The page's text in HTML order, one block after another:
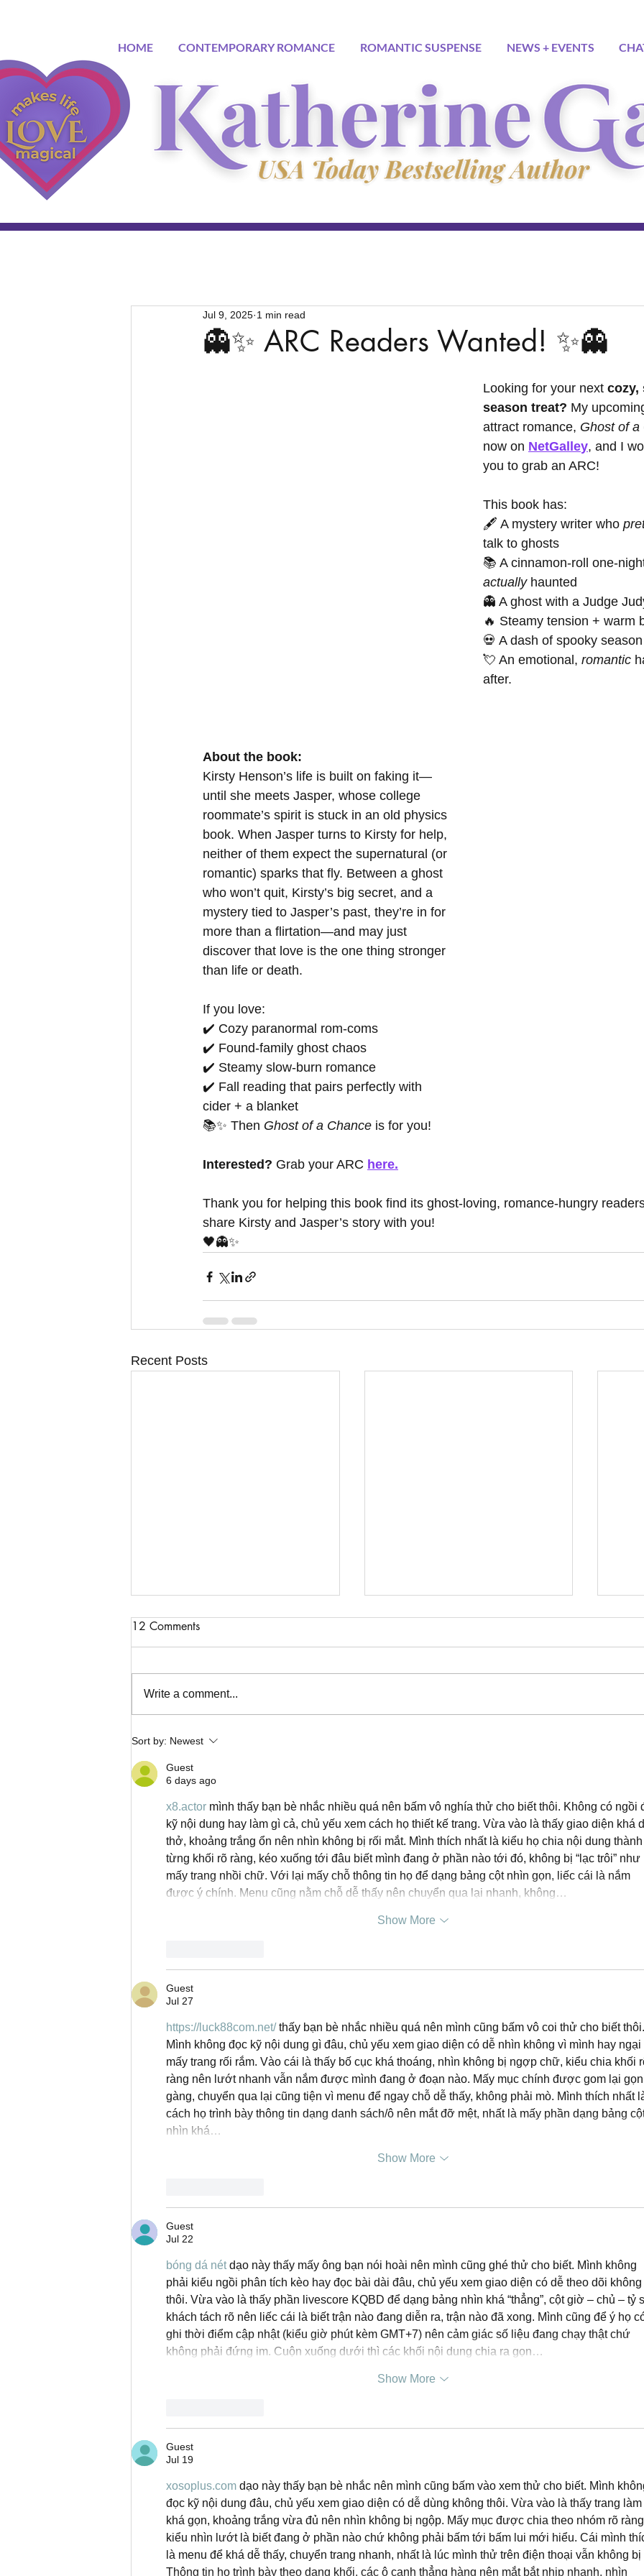
HOME CONTEMPORARY ROMANCE ROMANTIC SUSPENSE NEWS + EVENTS
👻✨ ARC Readers Wanted! ✨👻
Jul 9, 2025 1 min read
Looking for your next cozy,
season treat? My
attract romance, Ghost of a
now on NetGalley, and I
you to grab an ARC!
This book has:
🖋️ A mystery writer who
talk to ghosts
📚 A cinnamon-roll one-
actually haunted
👻 A ghost with a Judge
🔥 Steamy tension + warm
💀 A dash of spooky
💘 An emotional, romantic
after.
About the book:
Kirsty Henson’s life is built on faking it—
until she meets Jasper, whose college
roommate’s spirit is stuck in an old physics
book. When Jasper turns to Kirsty for help,
neither of them expect the supernatural (or
romantic) sparks that fly. Between a ghost
who won’t quit, Kirsty’s big secret, and a
mystery tied to Jasper’s past, they’re in for
more than a flirtation—and may just
discover that love is the one thing stronger
than life or death.
If you love:
✔️ Cozy paranormal rom-coms
✔️ Found-family ghost chaos
✔️ Steamy slow-burn romance
✔️ Fall reading that pairs perfectly with
cider + a blanket
📚✨ Then Ghost of a Chance is for you!
Interested? Grab your ARC here.
Thank you for helping this book find its ghost-loving, romance-hungry
share Kirsty and Jasper’s story with you!
🖤👻✨
Recent Posts
Christmas in July... and a
12 Comments
Write a comment...
Sort by: Newest
Guest
6 days ago
x8.actor mình thấy bạn bè nhắc nhiều quá nên bấm vô nghía thử cho biết thôi. Không có ngồi
kỹ nội dung hay làm gì cả, chủ yếu xem cách họ thiết kế trang. Vừa vào là thấy giao diện khá
thở, khoảng trắng ổn nên nhìn không bị rối mắt. Mình thích nhất là kiểu họ chia nội dung thành
từng khối rõ ràng, kéo xuống tới đâu biết mình đang ở phần nào tới đó, không bị “lạc trôi” như
mấy trang nhồi chữ. Với lại mấy chỗ thông tin họ để dạng bảng cột nhìn gọn, liếc cái là nắm
được ý chính. Menu cũng nằm chỗ dễ thấy nên chuyển qua lại nhanh, không…
Show More
Guest
Jul 27
https://luck88com.net/ thấy bạn bè nhắc nhiều quá nên mình cũng bấm vô coi thử cho biết thôi.
Mình không đọc kỹ nội dung gì đâu, chủ yếu xem giao diện có dễ nhìn không vì mình hay ngại
mấy trang rối rắm. Vào cái là thấy bố cục khá thoáng, nhìn không bị ngợp chữ, kiểu chia khối
ràng nên lướt nhanh vẫn nắm được mình đang ở đoạn nào. Mấy mục chính được gom lại gọn
gàng, chuyển qua lại cũng tiện vì menu để ngay chỗ dễ thấy, không phải mò. Mình thích nhất
cách họ trình bày thông tin dạng danh sách/ô nên mắt đỡ mệt, nhất là mấy phần dạng bảng
nhìn khá…
Show More
Guest
Jul 22
bóng dá nét dạo này thấy mấy ông bạn nói hoài nên mình cũng ghé thử cho biết. Mình không
phải kiểu ngồi phân tích kèo hay đọc bài dài đâu, chủ yếu xem giao diện có dễ theo dõi không
thôi. Vừa vào là thấy phần livescore KQBD để dạng bảng nhìn khá “thẳng”, cột giờ – chủ – tỷ
khách tách rõ nên liếc cái là biết trận nào đang diễn ra, trận nào đã xong. Mình cũng để ý họ
ghi thời điểm cập nhật (kiểu giờ phút kèm GMT+7) nên cảm giác số liệu đang chạy thật chứ
không phải đứng im. Cuộn xuống dưới thì các khối nội dung chia ra gọn…
Show More
Guest
Jul 19
xosoplus.com dạo này thấy bạn bè nhắc nên mình cũng bấm vào xem thử cho biết. Mình
đọc kỹ nội dung đâu, chủ yếu xem giao diện có dễ dùng không thôi. Vừa vào là thấy trang làm
khá gọn, khoảng trắng vừa đủ nên nhìn không bị ngộp. Mấy mục được chia theo nhóm rõ
kiểu nhìn lướt là biết đang ở phần nào chứ không phải bấm tới bấm lui mới hiểu. Cái mình
là menu để khá dễ thấy, chuyển trang nhanh, nhất là lúc mình thử trên điện thoại vẫn không bị
Thông tin họ trình bày theo dạng khối, các ô canh thẳng hàng nên mắt bắt nhịp nhanh, nhìn